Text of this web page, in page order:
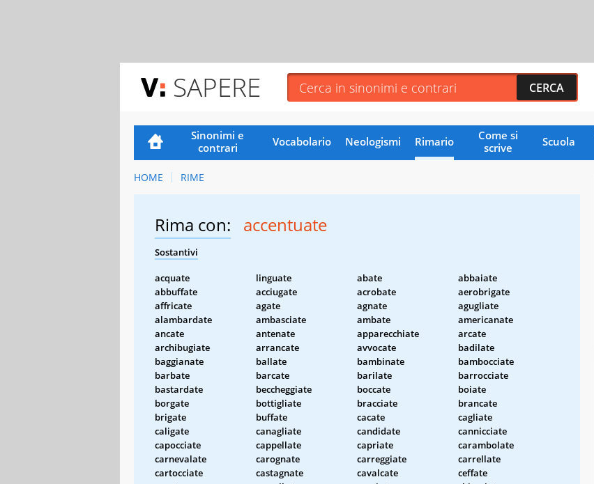
SAPERE
Sinonimi e
contrari
Vocabolario Neologismi Rimario
Come si
scrive
Scuola
HOME RIME
Rima con: accentuate
Sostantivi
acquate linguate abate
abbaiate
abbuffate
acciugate acrobate
aerobrigate
affricate
agate agnate
agugliate
alambardate
ambasciate ambate
americanate
ancate
antenate apparecchiate
arcate
archibugiate
arrancate avvocate
badilate
baggianate
ballate bambinate
bambocciate
barbate
barcate barilate
barrocciate
bastardate
beccheggiate boccate
boiate
borgate
bottigliate bracciate
brancate
brigate
buffate cacate
cagliate
caligate
canagliate candidate
cannicciate
capocciate
cappellate capriate
carambolate
carnevalate
carognate carreggiate
carrellate
cartocciate
castagnate cavalcate
ceffate